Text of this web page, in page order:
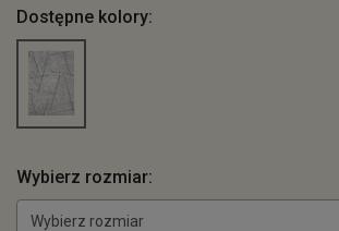
Dostępne kolory:
Wybierz rozmiar:
Wybierz rozmiar